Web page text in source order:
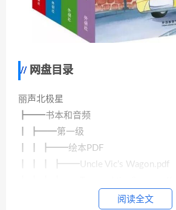
网盘目录
丽声北极星
┣━━书本和音频
┃ ┣━━第一级
┃ ┃ ┣━━绘本PDF
┃ ┃ ┃ ┣━━Uncle Vic’s Wagon.pdf
┃ ┃ ┃ ┣━━Ted’s Cat.pdf阅读全文